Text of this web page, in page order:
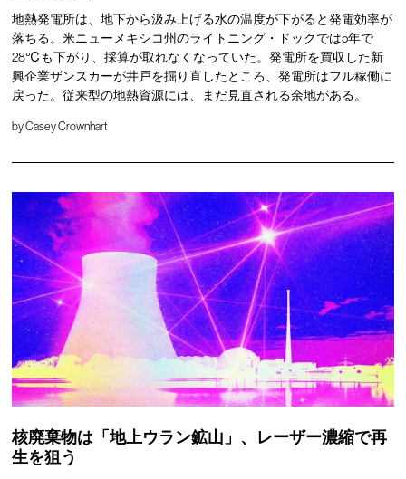
地熱発電所は、地下から汲み上げる水の温度が下がると発電効率が
落ちる。米ニューメキシコ州のライトニング・ドックでは5年で
28℃も下がり、採算が取れなくなっていた。発電所を買収した新
興企業ザンスカーが井戸を掘り直したところ、発電所はフル稼働に
戻った。従来型の地熱資源には、まだ見直される余地がある。
byCasey Crownhart
核廃棄物は「地上ウラン鉱山」、レーザー濃縮で再
生を狙う